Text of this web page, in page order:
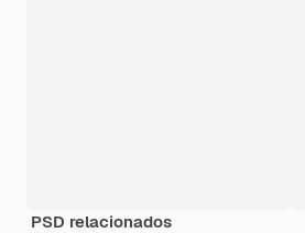
PSD relacionados